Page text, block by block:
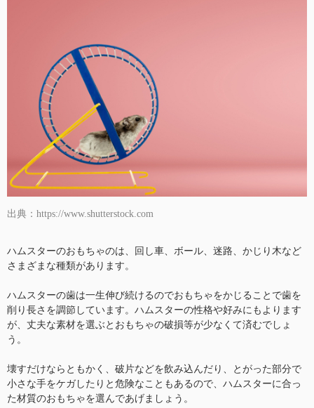
出典：https://www.shutterstock.com
ハムスターのおもちゃのは、回し車、ボール、迷路、かじり木など
さまざまな種類があります。
ハムスターの歯は一生伸び続けるのでおもちゃをかじることで歯を
削り長さを調節しています。ハムスターの性格や好みにもよります
が、丈夫な素材を選ぶとおもちゃの破損等が少なくて済むでしょ
う。
壊すだけならともかく、破片などを飲み込んだり、とがった部分で
小さな手をケガしたりと危険なこともあるので、ハムスターに合っ
た材質のおもちゃを選んであげましょう。